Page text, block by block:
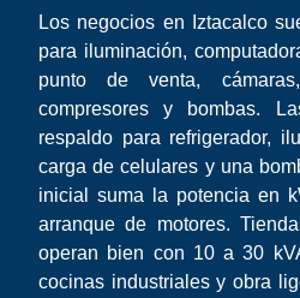
Los negocios en Iztacalco
para iluminación,
punto de venta,
compresores y bombas.
respaldo para refrigerador,
carga de celulares y una
inicial suma la potencia en
arranque de motores.
operan bien con 10 a 30
cocinas industriales y obra